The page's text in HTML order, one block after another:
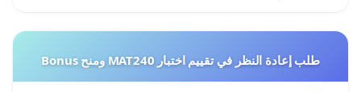
طلب إعادة النظر في تقييم اختبار MAT240 ومنح Bonus